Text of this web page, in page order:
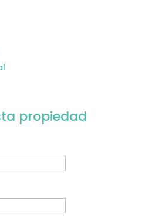
propiedad